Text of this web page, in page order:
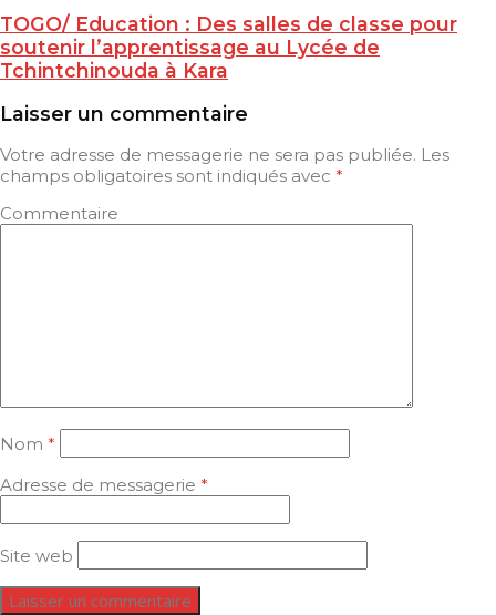
TOGO/ Education : Des salles de classe pour
soutenir l’apprentissage au Lycée de
Tchintchinouda à Kara
Laisser un commentaire
Votre adresse de messagerie ne sera pas publiée. Les
champs obligatoires sont indiqués avec *
Commentaire
Nom *
Adresse de messagerie *
Site web